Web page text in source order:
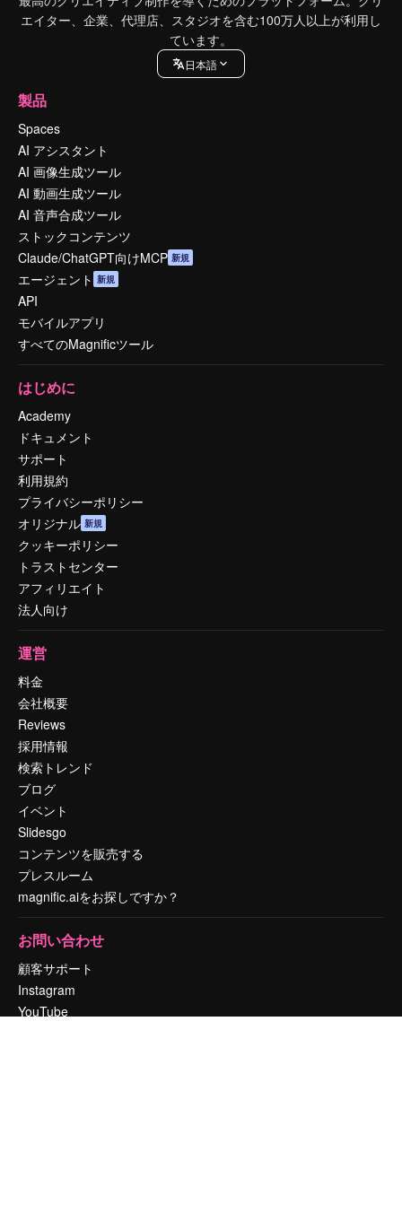
エイター、企業、代理店、スタジオを含む100万人以上が利用し
ています。
日本語
製品
Spaces
AI アシスタント
AI 画像生成ツール
AI 動画生成ツール
AI 音声合成ツール
ストックコンテンツ
Claude/ChatGPT向けMCP 新規
エージェント 新規
API
モバイルアプリ
すべてのMagnificツール
はじめに
Academy
ドキュメント
サポート
利用規約
プライバシーポリシー
オリジナル 新規
クッキーポリシー
トラストセンター
アフィリエイト
法人向け
運営
料金
会社概要
Reviews
採用情報
検索トレンド
ブログ
イベント
Slidesgo
コンテンツを販売する
プレスルーム
magnific.aiをお探しですか？
お問い合わせ
顧客サポート
Instagram
YouTube